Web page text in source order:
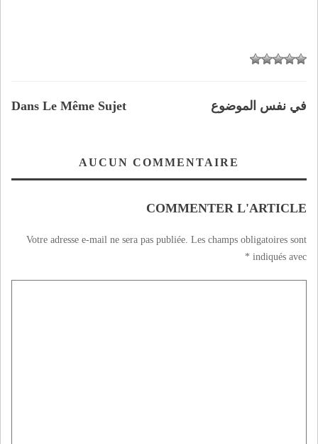
Dans Le Même Sujet في نفس الموضوع
AUCUN COMMENTAIRE
COMMENTER L'ARTICLE
Votre adresse e-mail ne sera pas publiée. Les champs obligatoires sont
indiqués avec
*